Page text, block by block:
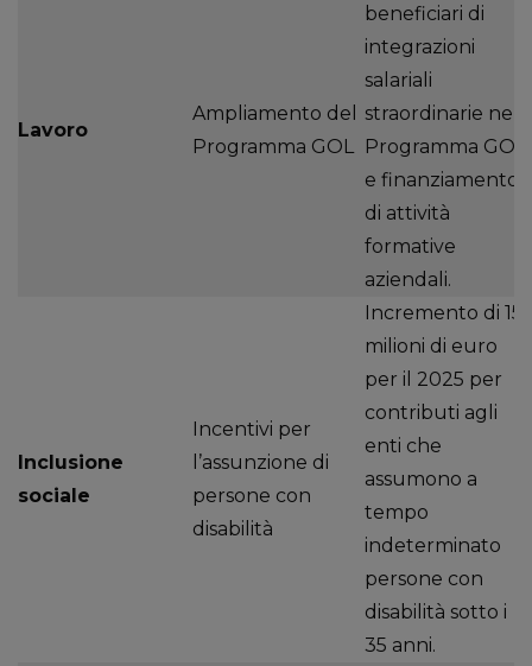
Lavoro
Ampliamento del
Programma GOL
beneficiari di
integrazioni
salariali
straordinarie nel
Programma GOL
e finanziamento
di attività
formative
aziendali.
Inclusione
sociale
Incentivi per
l’assunzione di
persone con
disabilità
Incremento di 15
milioni di euro
per il 2025 per
contributi agli
enti che
assumono a
tempo
indeterminato
persone con
disabilità sotto i
35 anni.